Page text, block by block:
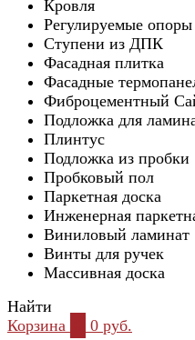
Кровля
Регулируемые опоры
Ступени из ДПК
Фасадная плитка
Фасадные
Фиброцементный
Подложка для
Плинтус
Подложка из пробки
Пробковый пол
Паркетная доска
Инженерная
Виниловый ламинат
Винты для ручек
Массивная доска
Найти
Корзина
0 руб.